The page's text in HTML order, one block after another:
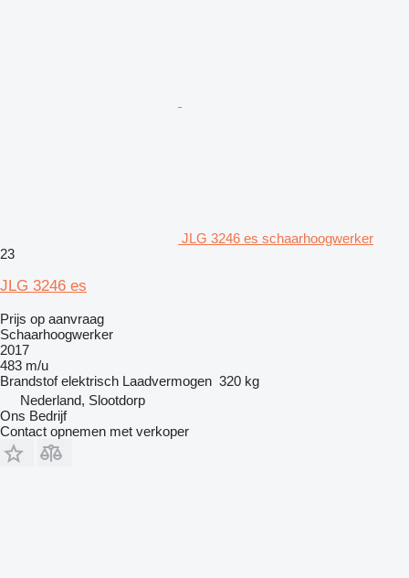
JLG 3246 es schaarhoogwerker
23
JLG 3246 es
Prijs op aanvraag
Schaarhoogwerker
2017
483 m/u
Brandstof elektrisch Laadvermogen 320 kg
Nederland, Slootdorp
Ons Bedrijf
Contact opnemen met verkoper